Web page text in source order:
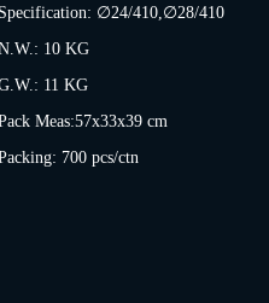
Specification: ∅24/410,∅28/410
10 KG
11 KG
Meas:57x33x39 cm
700 pcs/ctn